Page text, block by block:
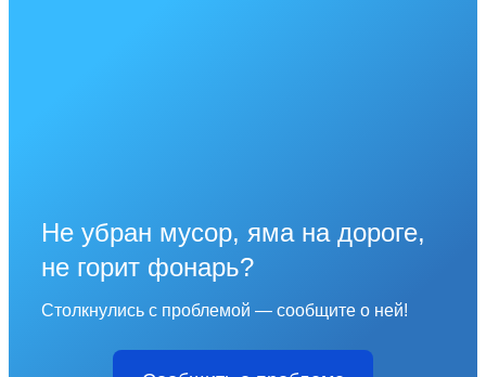
Не убран мусор, яма на дороге,
не горит фонарь?
Столкнулись с проблемой — сообщите о ней!